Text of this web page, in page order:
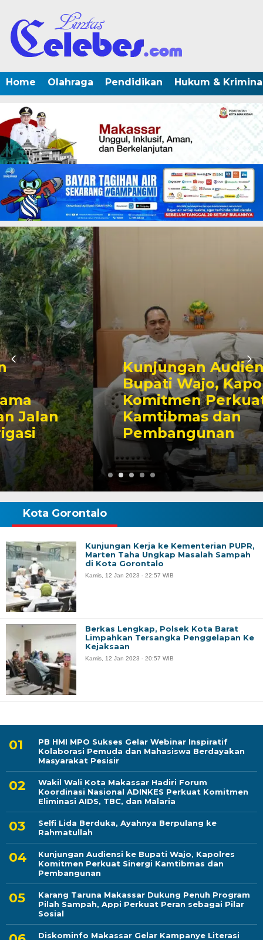
Home Olahraga Pendidikan Hukum &
Kunjungan Audiensi ke
Bupati Wajo, Kapolres
Komitmen Perkuat Sinergi
Kamtibmas dan
Pembangunan
PB HMI MPO Sukses Gelar Webinar Inspiratif
Kolaborasi Pemuda dan Mahasiswa Berdayakan
Masyarakat Pesisir
Wakil Wali Kota Makassar Hadiri Forum
Koordinasi Nasional ADINKES Perkuat Komitmen
Eliminasi AIDS, TBC, dan Malaria
Selfi Lida Berduka, Ayahnya Berpulang ke
Rahmatullah
Kunjungan Audiensi ke Bupati Wajo, Kapolres
Komitmen Perkuat Sinergi Kamtibmas dan
Pembangunan
Karang Taruna Makassar Dukung Penuh Program
Pilah Sampah, Appi Perkuat Peran sebagai Pilar
Sosial
Diskominfo Makassar Gelar Kampanye Literasi
Kota Gorontalo
Kunjungan Kerja ke Kementerian PUPR,
Marten Taha Ungkap Masalah Sampah
di Kota Gorontalo
Kamis, 12 Jan 2023 - 22:57 WIB
Berkas Lengkap, Polsek Kota Barat
Limpahkan Tersangka Penggelapan Ke
Kejaksaan
Kamis, 12 Jan 2023 - 20:57 WIB